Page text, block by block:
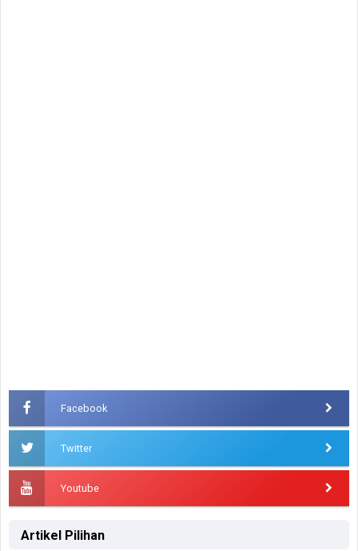
Facebook
Twitter
Youtube
Artikel Pilihan